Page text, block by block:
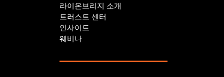
라이온브리지 소개
트러스트 센터
인사이트
웨비나